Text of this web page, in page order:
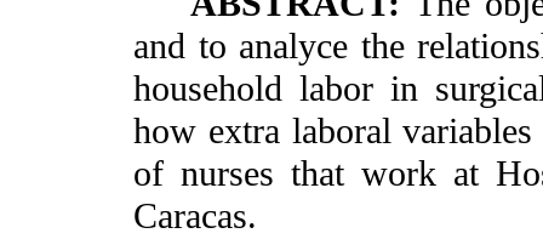
and to analyce the
household labor in
how extra laboral
of nurses that work at
Caracas.